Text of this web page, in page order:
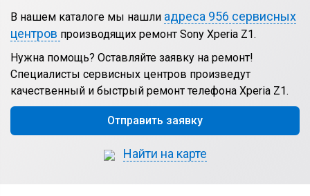
В нашем каталоге мы нашли адреса 956 сервисных
центров производящих ремонт Sony Xperia Z1.
Нужна помощь? Оставляйте заявку на ремонт!
Специалисты сервисных центров произведут
качественный и быстрый ремонт телефона Xperia Z1.
Отправить заявку
Найти на карте